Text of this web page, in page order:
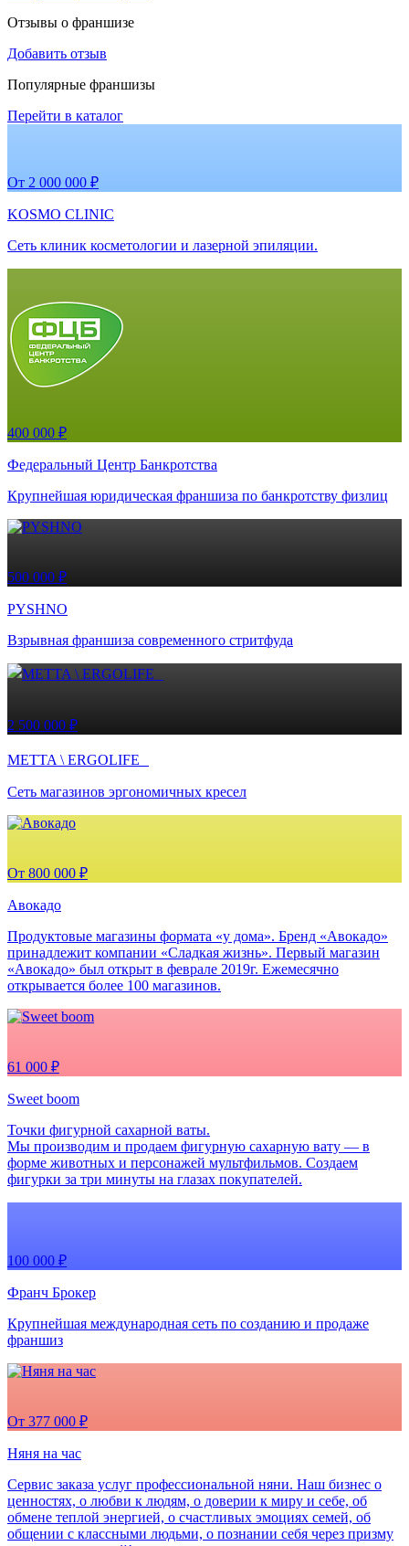
Отзывы о франшизе
Добавить отзыв
Популярные франшизы
Перейти в каталог
От 2 000 000 ₽
KOSMO CLINIC
Сеть клиник косметологии и лазерной эпиляции.
400 000 ₽
Федеральный Центр Банкротства
Крупнейшая юридическая франшиза по банкротству физлиц
500 000 ₽
PYSHNO
Взрывная франшиза современного стритфуда
2 500 000 ₽
METTA \ ERGOLIFE
Сеть магазинов эргономичных кресел
От 800 000 ₽
Авокадо
Продуктовые магазины формата «у дома». Бренд «Авокадо»
принадлежит компании «Сладкая жизнь». Первый магазин
«Авокадо» был открыт в феврале 2019г. Ежемесячно
открывается более 100 магазинов.
61 000 ₽
Sweet boom
Точки фигурной сахарной ваты.
Мы производим и продаем фигурную сахарную вату — в
форме животных и персонажей мультфильмов. Создаем
фигурки за три минуты на глазах покупателей.
100 000 ₽
Франч Брокер
Крупнейшая международная сеть по созданию и продаже
франшиз
От 377 000 ₽
Няня на час
Сервис заказа услуг профессиональной няни. Наш бизнес о
ценностях, о любви к людям, о доверии к миру и себе, об
обмене теплой энергией, о счастливых эмоциях семей, об
общении с классными людьми, о познании себя через призму